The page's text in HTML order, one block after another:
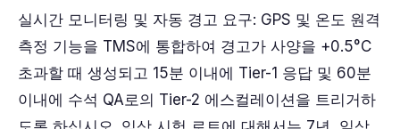
실시간 모니터링 및 자동 경고 요구: GPS 및 온도 원격
측정 기능을 TMS에 통합하여 경고가 사양을 +0.5°C
초과할 때 생성되고 15분 이내에 Tier-1 응답 및 60분
이내에 수석 QA로의 Tier-2 에스컬레이션을 트리거하